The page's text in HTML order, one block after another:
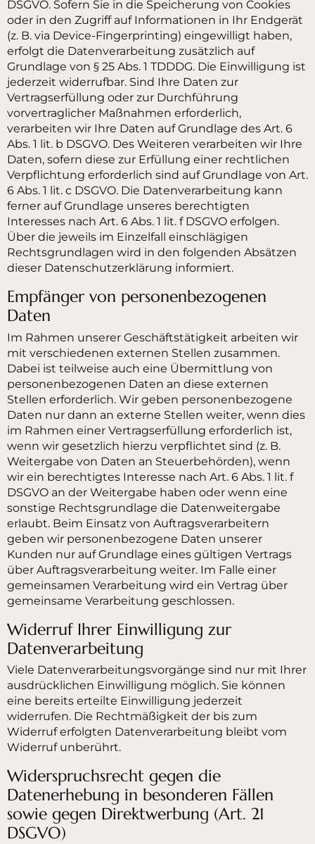
DSGVO. Sofern Sie in die Speicherung von Cookies
oder in den Zugriff auf Informationen in Ihr Endgerät
(z. B. via Device-Fingerprinting) eingewilligt haben,
erfolgt die Datenverarbeitung zusätzlich auf
Grundlage von § 25 Abs. 1 TDDDG. Die Einwilligung ist
jederzeit widerrufbar. Sind Ihre Daten zur
Vertragserfüllung oder zur Durchführung
vorvertraglicher Maßnahmen erforderlich,
verarbeiten wir Ihre Daten auf Grundlage des Art. 6
Abs. 1 lit. b DSGVO. Des Weiteren verarbeiten wir Ihre
Daten, sofern diese zur Erfüllung einer rechtlichen
Verpflichtung erforderlich sind auf Grundlage von Art.
6 Abs. 1 lit. c DSGVO. Die Datenverarbeitung kann
ferner auf Grundlage unseres berechtigten
Interesses nach Art. 6 Abs. 1 lit. f DSGVO erfolgen.
Über die jeweils im Einzelfall einschlägigen
Rechtsgrundlagen wird in den folgenden Absätzen
dieser Datenschutzerklärung informiert.
Empfänger von personenbezogenen
Daten
Im Rahmen unserer Geschäftstätigkeit arbeiten wir
mit verschiedenen externen Stellen zusammen.
Dabei ist teilweise auch eine Übermittlung von
personenbezogenen Daten an diese externen
Stellen erforderlich. Wir geben personenbezogene
Daten nur dann an externe Stellen weiter, wenn dies
im Rahmen einer Vertragserfüllung erforderlich ist,
wenn wir gesetzlich hierzu verpflichtet sind (z. B.
Weitergabe von Daten an Steuerbehörden), wenn
wir ein berechtigtes Interesse nach Art. 6 Abs. 1 lit. f
DSGVO an der Weitergabe haben oder wenn eine
sonstige Rechtsgrundlage die Datenweitergabe
erlaubt. Beim Einsatz von Auftragsverarbeitern
geben wir personenbezogene Daten unserer
Kunden nur auf Grundlage eines gültigen Vertrags
über Auftragsverarbeitung weiter. Im Falle einer
gemeinsamen Verarbeitung wird ein Vertrag über
gemeinsame Verarbeitung geschlossen.
Widerruf Ihrer Einwilligung zur
Datenverarbeitung
Viele Datenverarbeitungsvorgänge sind nur mit Ihrer
ausdrücklichen Einwilligung möglich. Sie können
eine bereits erteilte Einwilligung jederzeit
widerrufen. Die Rechtmäßigkeit der bis zum
Widerruf erfolgten Datenverarbeitung bleibt vom
Widerruf unberührt.
Widerspruchsrecht gegen die
Datenerhebung in besonderen Fällen
sowie gegen Direktwerbung (Art. 21
DSGVO)